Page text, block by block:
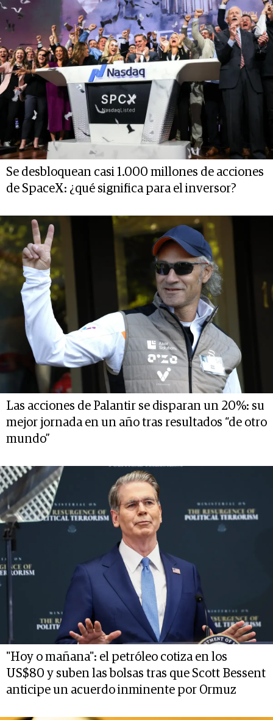
Se desbloquean casi 1.000 millones de acciones
de SpaceX: ¿qué significa para el inversor?
Las acciones de Palantir se disparan un 20%: su
mejor jornada en un año tras resultados “de otro
mundo”
"Hoy o mañana": el petróleo cotiza en los
US$80 y suben las bolsas tras que Scott Bessent
anticipe un acuerdo inminente por Ormuz